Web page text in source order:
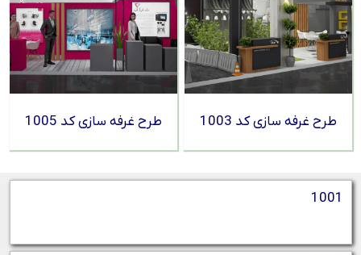
طرح غرفه سازی کد 1003 طرح غرفه سازی کد 1005
1001